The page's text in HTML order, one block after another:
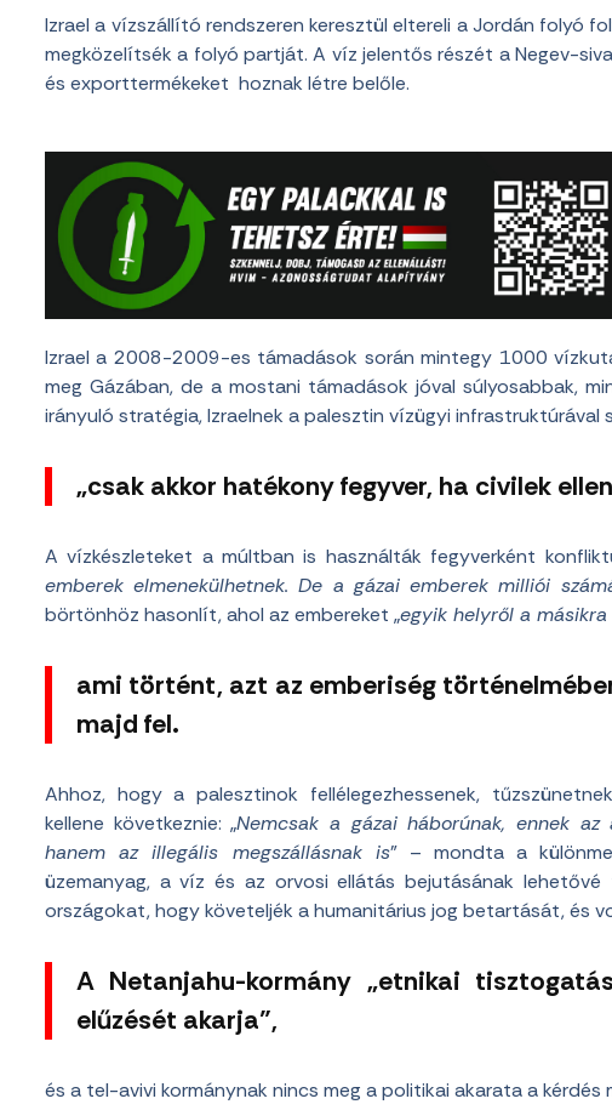
Izrael a vízszállító rendszeren keresztül eltereli a Jordán folyó
megközelítsék a folyó partját. A víz jelentős részét a Negev-
és exporttermékeket hoznak létre belőle.
Izrael a 2008-2009-es támadások során mintegy 1000
meg Gázában, de a mostani támadások jóval súlyosabbak,
irányuló stratégia, Izraelnek a palesztin vízügyi infrastruktúrával
„csak akkor hatékony fegyver, ha civilek
A vízkészleteket a múltban is használták fegyverként
emberek elmenekülhetnek. De a gázai emberek milliói
börtönhöz hasonlít, ahol az embereket „egyik helyről a
ami történt, azt az emberiség
majd fel.
Ahhoz, hogy a palesztinok fellélegezhessenek,
kellene következnie: „Nemcsak a gázai háborúnak, ennek
hanem az illegális megszállásnak is” – mondta a
üzemanyag, a víz és az orvosi ellátás bejutásának
országokat, hogy követeljék a humanitárius jog betartását, és
A Netanjahu-kormány „etnikai
elűzését akarja”,
és a tel-avivi kormánynak nincs meg a politikai akarata a kérdés